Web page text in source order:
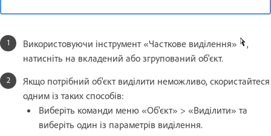
Використовуючи інструмент «Часткове виділення»
,
натисніть на вкладений або згрупований об'єкт.
Якщо потрібний об'єкт виділити неможливо, скористайтеся
одним із таких способів:
Виберіть команди меню «Об'єкт» > «Виділити» та
виберіть один із параметрів виділення.